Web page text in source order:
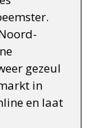
gezeul
in
en laat